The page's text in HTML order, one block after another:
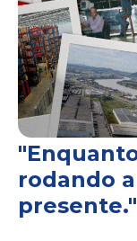
rodando
presente."